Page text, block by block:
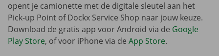
opent je camionette met de digitale sleutel aan het
Pick-up Point of Dockx Service Shop naar jouw keuze.
Download de gratis app voor Android via de Google
Play Store, of voor iPhone via de App Store.